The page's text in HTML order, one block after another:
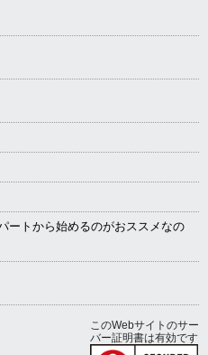
ートから始めるのがおススメなの
このWebサイトのサー
バー証明書は有効です